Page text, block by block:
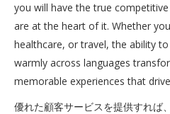
you will have the true
are at the heart of it. Whether
healthcare, or travel, the ability
warmly across languages
memorable experiences that
優れた顧客サービスを提供すれば